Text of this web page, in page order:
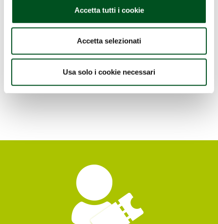
Accetta tutti i cookie
Accetta selezionati
Usa solo i cookie necessari
VESCO ITALY Srl
Stand A/15